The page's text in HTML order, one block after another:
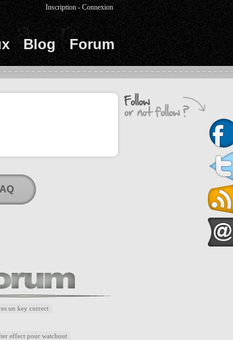
Blog Forum
Inscription -Connexion
un key correct
effect pour watchout